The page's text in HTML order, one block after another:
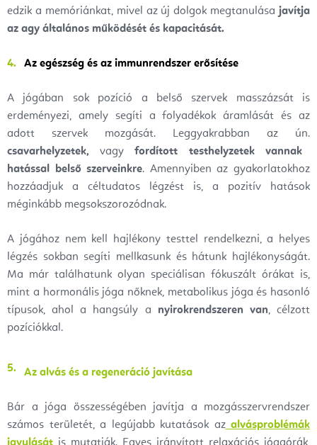
edzik a memóriánkat, mivel az új dolgok megtanulása javítja
az agy általános működését és kapacitását.
Az egészség és az immunrendszer erősítése
A jógában sok pozíció a belső szervek masszázsát is
erdeményezi, amely segíti a folyadékok áramlását és az
adott szervek mozgását. Leggyakrabban az ún.
csavarhelyzetek, vagyfordított testhelyzetek vannak
hatással belső szerveinkre. Amennyiben az gyakorlatokhoz
hozzáadjuk a céltudatos légzést is, a pozitív hatások
méginkább megsokszorozódnak.
A jógához nem kell hajlékony testtel rendelkezni, a helyes
légzés sokban segíti mellkasunk és hátunk hajlékonyságát.
Ma már találhatunk olyan speciálisan fókuszált órákat is,
mint a hormonális jóga nőknek, metabolikus jóga és hasonló
típusok, ahol a hangsúly a nyirokrendszeren van, célzott
pozíciókkal.
Az alvás és a regeneráció javítása
Bár a jóga összességében javítja a mozgásszervrendszer
számos területét, a legújabb kutatások azalvásproblémák
javulását is mutatják. Egyes irányított relaxációs jógaórák,